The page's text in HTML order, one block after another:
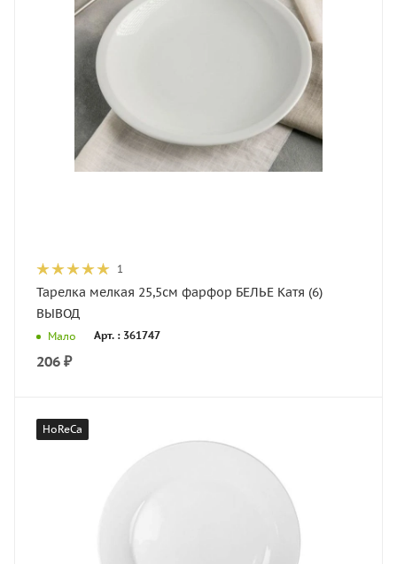
1
Тарелка мелкая 25,5см фарфор БЕЛЬЕ Катя (6)
ВЫВОД
Мало Арт. : 361747
206 ₽
HoReCa